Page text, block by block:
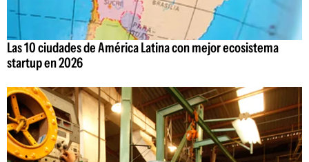
Las 10 ciudades de América Latina con mejor ecosistema
startup en 2026